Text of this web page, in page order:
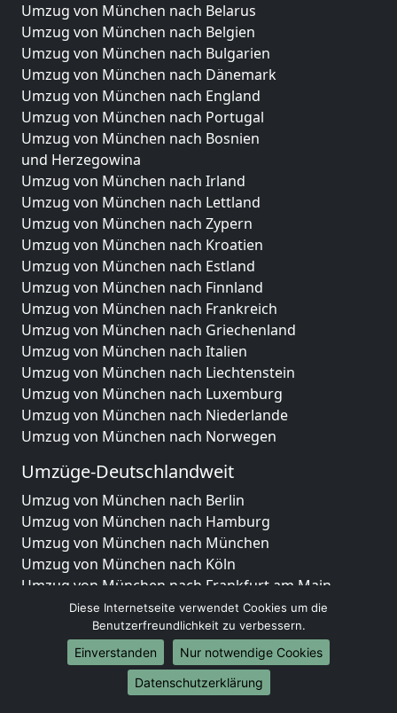
Umzug von München nach Belarus
Umzug von München nach Belgien
Umzug von München nach Bulgarien
Umzug von München nach Dänemark
Umzug von München nach England
Umzug von München nach Portugal
Umzug von München nach Bosnien
und Herzegowina
Umzug von München nach Irland
Umzug von München nach Lettland
Umzug von München nach Zypern
Umzug von München nach Kroatien
Umzug von München nach Estland
Umzug von München nach Finnland
Umzug von München nach Frankreich
Umzug von München nach Griechenland
Umzug von München nach Italien
Umzug von München nach Liechtenstein
Umzug von München nach Luxemburg
Umzug von München nach Niederlande
Umzug von München nach Norwegen
Umzüge-Deutschlandweit
Umzug von München nach Berlin
Umzug von München nach Hamburg
Umzug von München nach München
Umzug von München nach Köln
Umzug von München nach Frankfurt am Main
Umzug von München nach Stuttgart
Umzug von München nach Düsseldorf
Umzug von München nach Leipzig
Umzug von München nach Dortmund
Umzug von München nach Essen
Diese Internetseite verwendet Cookies um die
Benutzerfreundlichkeit zu verbessern.
Einverstanden
Nur notwendige Cookies
Datenschutzerklärung